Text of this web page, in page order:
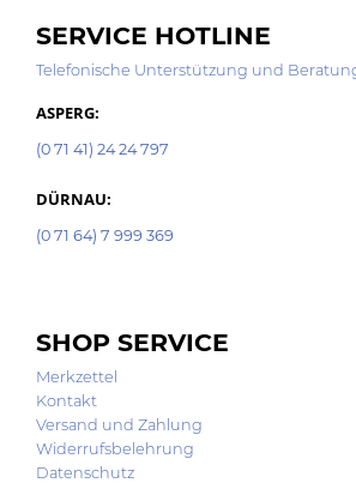
SERVICE HOTLINE
Telefonische Unterstützung und
ASPERG:
(0 71 41) 24 24 797
DÜRNAU:
(0 71 64) 7 999 369
SHOP SERVICE
Merkzettel
Kontakt
Versand und Zahlung
Widerrufsbelehrung
Datenschutz